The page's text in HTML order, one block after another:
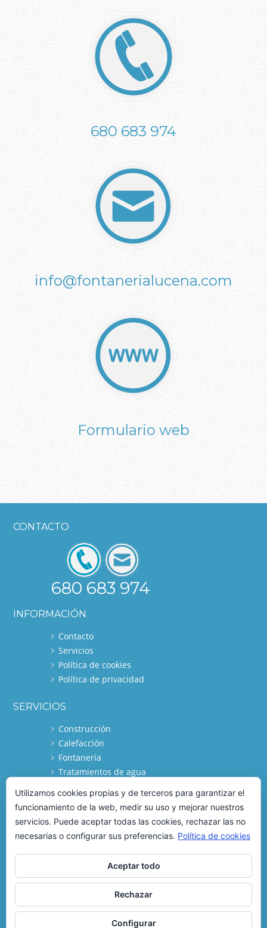
680 683 974
info@fontanerialucena.com
Formulario web
CONTACTO
680 683 974
INFORMACIÓN
Contacto
Servicios
Política de cookies
Política de privacidad
SERVICIOS
Construcción
Calefacción
Fontanería
Tratamientos de agua
DIRECCIÓN
Fontaneria y Calefacción
C/ Torneros, 1
Lucena - Córdoba
C.P. 14900
Copyright @ 2016 fontanerialucena.com
Utilizamos cookies propias y de terceros para garantizar el
funcionamiento de la web, medir su uso y mejorar nuestros
servicios. Puede aceptar todas las cookies, rechazar las no
necesarias o configurar sus preferencias. Política de cookies
Aceptar todo
Rechazar
Configurar